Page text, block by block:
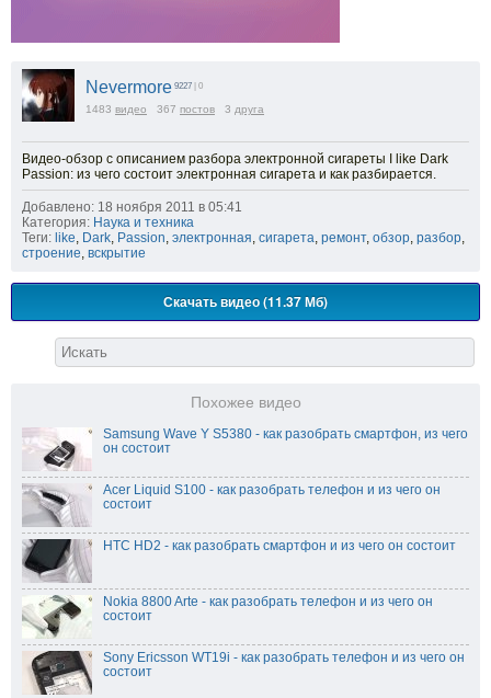
Nevermore 9227 | 0
1483 видео 367 постов 3 друга
Видео-обзор с описанием разбора электронной сигареты I like Dark
Passion: из чего состоит электронная сигарета и как разбирается.
Добавлено: 18 ноября 2011 в 05:41
Категория: Наука и техника
Теги: like, Dark, Passion, электронная, сигарета, ремонт, обзор, разбор,
строение, вскрытие
Скачать видео (11.37 Мб)
Похожее видео
Samsung Wave Y S5380 - как разобрать смартфон, из чего
он состоит
Acer Liquid S100 - как разобрать телефон и из чего он
состоит
HTC HD2 - как разобрать смартфон и из чего он состоит
Nokia 8800 Arte - как разобрать телефон и из чего он
состоит
Sony Ericsson WT19i - как разобрать телефон и из чего он
состоит